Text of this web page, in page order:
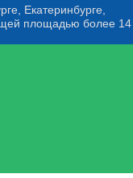
Екатеринбурге,
площадью более 14